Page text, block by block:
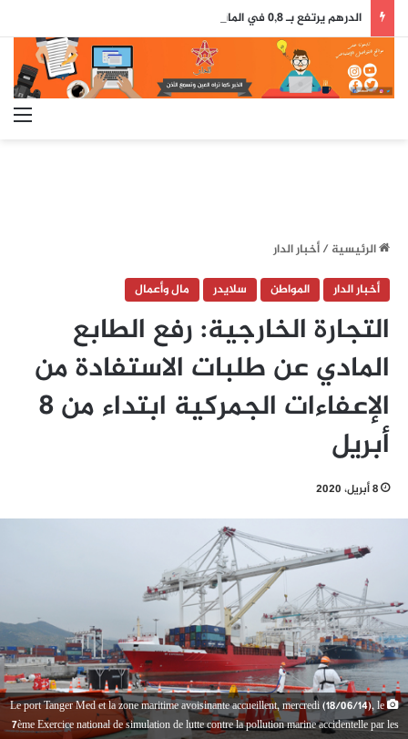
الرئيسية/أخبار الدار
أخبار الدار
المواطن سلايدر مال وأعمال
التجارة الخارجية: رفع الطابع
المادي عن طلبات الاستفادة من
الإعفاءات الجمركية ابتداء من 8
أبريل
8 أبريل، 2020
Le port Tanger Med et la zone maritime avoisinante accueillent, mercredi (18/06/14), le
7ème Exercice national de simulation de lutte contre la pollution marine accidentelle par les